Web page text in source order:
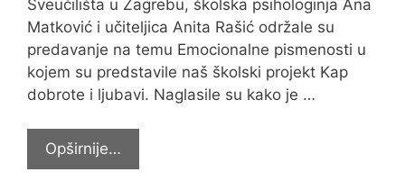
Sveučilišta u Zagrebu, školska psihologinja Ana
Matković i učiteljica Anita Rašić održale su
predavanje na temu Emocionalne pismenosti u
kojem su predstavile naš školski projekt Kap
dobrote i ljubavi. Naglasile su kako je …
Opširnije…
sudjelovali